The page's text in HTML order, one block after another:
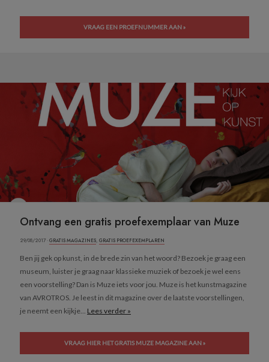
VRAAG EEN PROEFNUMMER AAN »
Ontvang een gratis proefexemplaar van Muze
29/08/2017 ·GRATIS MAGAZINES, GRATIS PROEFEXEMPLAREN
Ben jij gek op kunst, in de brede zin van het woord? Bezoek je graag een
museum, luister je graag naar klassieke muziek of bezoek je wel eens
een voorstelling? Dan is Muze iets voor jou. Muze is het kunstmagazine
van AVROTROS. Je leest in dit magazine over de laatste voorstellingen,
je neemt een kijkje... Lees verder »
VRAAG HIER HET GRATIS MUZE MAGAZINE AAN »